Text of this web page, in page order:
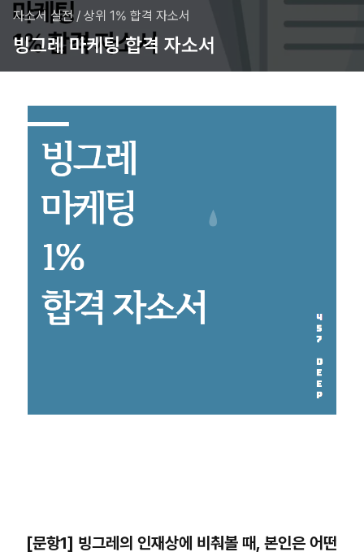
자소서 실전/ 상위 1% 합격 자소서
빙그레 마케팅 합격 자소서
[문항1] 빙그레의 인재상에 비춰볼 때, 본인은 어떤